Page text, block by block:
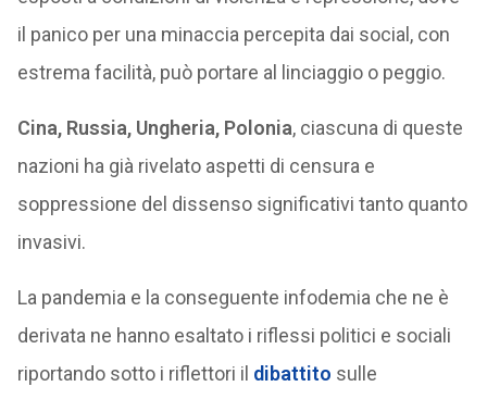
il panico per una minaccia percepita dai social, con
estrema facilità, può portare al linciaggio o peggio.
Cina, Russia, Ungheria, Polonia, ciascuna di queste
nazioni ha già rivelato aspetti di censura e
soppressione del dissenso significativi tanto quanto
invasivi.
La pandemia e la conseguente infodemia che ne è
derivata ne hanno esaltato i riflessi politici e sociali
riportando sotto i riflettori il dibattito sulle